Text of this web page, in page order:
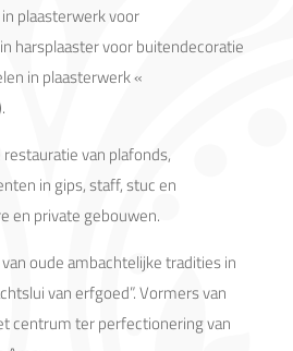
plaasterwerk voor
harsplaaster voor buitendecoratie
in plaasterwerk «
van plafonds,
in gips, staff, stuc en
en private gebouwen.
oude ambachtelijke tradities in
van erfgoed”. Vormers van
centrum ter perfectionering van